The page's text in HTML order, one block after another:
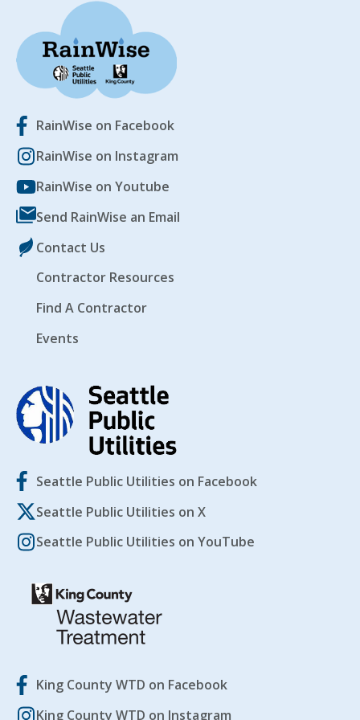
RainWise on Facebook
RainWise on Instagram
RainWise on Youtube
Send RainWise an Email
Contact Us
Contractor Resources
Find A Contractor
Events
Seattle Public Utilities on Facebook
Seattle Public Utilities on X
Seattle Public Utilities on YouTube
King County WTD on Facebook
King County WTD on Instagram